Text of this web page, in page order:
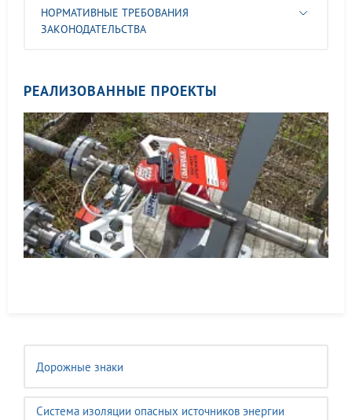
Дорожные знаки
Система изоляции опасных источников энергии
НОРМАТИВНЫЕ ТРЕБОВАНИЯ
ЗАКОНОДАТЕЛЬСТВА
РЕАЛИЗОВАННЫЕ ПРОЕКТЫ